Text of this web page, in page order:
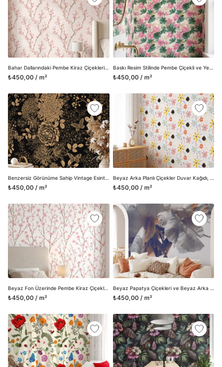
Bahar Dallarındaki Pembe Kiraz Çiçekleri Desenli Duvar Kağıdı, Romantik Japon Stili Duvar Posteri
₺450,00 / m²
Baskı Resim Stilinde Pembe Çiçekli ve Yeşil Yapraklı Duvar Kağıdı, Vintage Botanik Duvar Posteri
₺450,00 / m²
Benzersiz Görünüme Sahip Vintage Esintili Papatya ve Krizantem Desenli Duvar Kağıdı
₺450,00 / m²
Beyaz Arka Planlı Çiçekler Duvar Kağıdı, Büyüleyici Çiçekli Duvar Posteri
₺450,00 / m²
Beyaz Fon Üzerinde Pembe Kiraz Çiçekleri Duvar Kağıdı, Japon Tarzı Minimalist Bahar Dalı Duvar Posteri
₺450,00 / m²
Beyaz Papatya Çiçekleri ve Beyaz Arka Planlı Duvar Kağıdı, Zarif ve Huzurlu Oturma Odası veya Yatak Odası Dekoru Çiçekli Duvar Posteri
₺450,00 / m²